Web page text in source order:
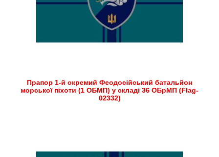
Прапор 1-й окремий Феодосійський батальйон
морської піхоти (1 ОБМП) у складі 36 ОБрМП (Flag-
02332)